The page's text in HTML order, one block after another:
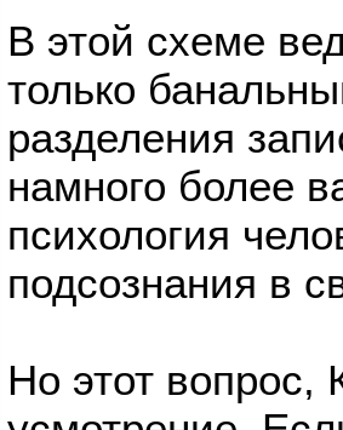
В этой схеме
только
разделения
намного более
психология
подсознания в
Но этот вопрос,